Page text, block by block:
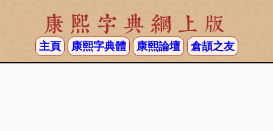
康熙字典網上版
主頁 康熙字典體 康熙論壇 倉頡之友